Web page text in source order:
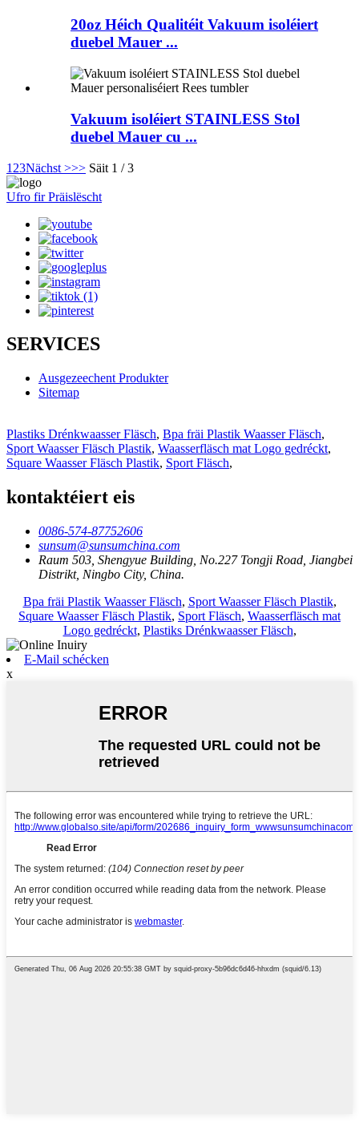
20oz Héich Qualitéit Vakuum isoléiert
duebel Mauer ...
Vakuum isoléiert STAINLESS Stol
duebel Mauer cu ...
1 23Nächst >>> Säit 1 / 3
Ufro fir Präislëscht
SERVICES
Ausgezeechent Produkter
Sitemap
Plastiks Drénkwaasser Fläsch, Bpa fräi Plastik Waasser Fläsch,
Sport Waasser Fläsch Plastik, Waasserfläsch mat Logo gedréckt,
Square Waasser Fläsch Plastik, Sport Fläsch,
kontaktéiert eis
0086-574-87752606
sunsum@sunsumchina.com
Raum 503, Shengyue Building, No.227 Tongji Road, Jiangbei
Distrikt, Ningbo City, China.
Bpa fräi Plastik Waasser Fläsch, Sport Waasser Fläsch Plastik,
Square Waasser Fläsch Plastik, Sport Fläsch, Waasserfläsch mat
Logo gedréckt, Plastiks Drénkwaasser Fläsch,
E-Mail schécken
x